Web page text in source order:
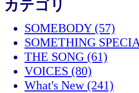
カテゴリ
SOMEBODY (57)
SOMETHING
THE SONG (61)
VOICES (80)
What's New (241)